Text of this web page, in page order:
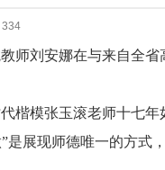
334
师刘安娜在与来自全省
楷模张玉滚老师十七
展现师德唯一的方式